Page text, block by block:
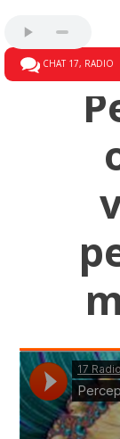
CHAT 17, RADIO